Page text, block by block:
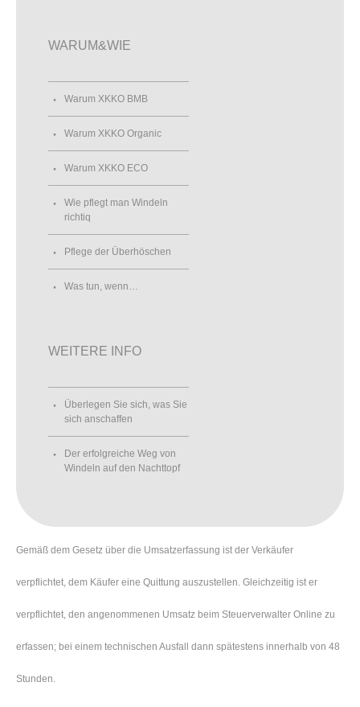
WARUM&WIE
Warum XKKO BMB
Warum XKKO Organic
Warum XKKO ECO
Wie pflegt man Windeln
richtiq
Pflege der Überhöschen
Was tun, wenn…
WEITERE INFO
Überlegen Sie sich, was Sie
sich anschaffen
Der erfolgreiche Weg von
Windeln auf den Nachttopf
Gemäß dem Gesetz über die Umsatzerfassung ist der Verkäufer
verpflichtet, dem Käufer eine Quittung auszustellen. Gleichzeitig ist er
verpflichtet, den angenommenen Umsatz beim Steuerverwalter Online zu
erfassen; bei einem technischen Ausfall dann spätestens innerhalb von 48
Stunden.